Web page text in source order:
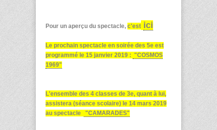
Pour un aperçu du spectacle, c'est ici
Le prochain spectacle en soirée des 5e est
programmé le 15 janvier 2019 : "COSMOS
1969"
L'ensemble des 4 classes de 3e, quant à lui,
assistera (séance scolaire) le 14 mars 2019
au spectacle
"CAMARADES"